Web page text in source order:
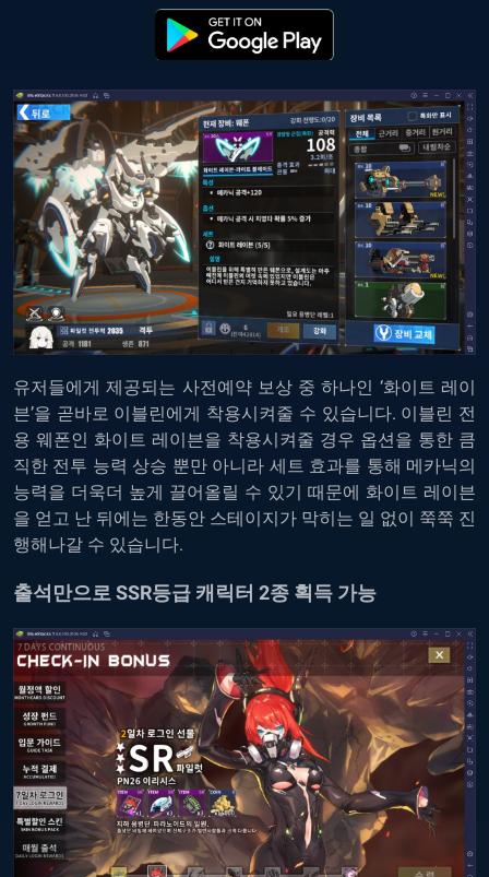
유저들에게 제공되는 사전예약 보상 중 하나인 ‘화이트 레이
븐’을 곧바로 이블린에게 착용시켜줄 수 있습니다. 이블린 전
용 웨폰인 화이트 레이븐을 착용시켜줄 경우 옵션을 통한 큼
직한 전투 능력 상승 뿐만 아니라 세트 효과를 통해 메카닉의
능력을 더욱더 높게 끌어올릴 수 있기 때문에 화이트 레이븐
을 얻고 난 뒤에는 한동안 스테이지가 막히는 일 없이 쭉쭉 진
행해나갈 수 있습니다.
출석만으로 SSR등급 캐릭터 2종 획득 가능